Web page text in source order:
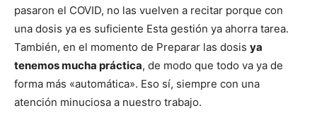
pasaron el COVID, no las vuelven a recitar porque con
una dosis ya es suficiente Esta gestión ya ahorra tarea.
También, en el momento de Preparar las dosis ya
tenemos mucha práctica, de modo que todo va ya de
forma más «automática». Eso sí, siempre con una
atención minuciosa a nuestro trabajo.